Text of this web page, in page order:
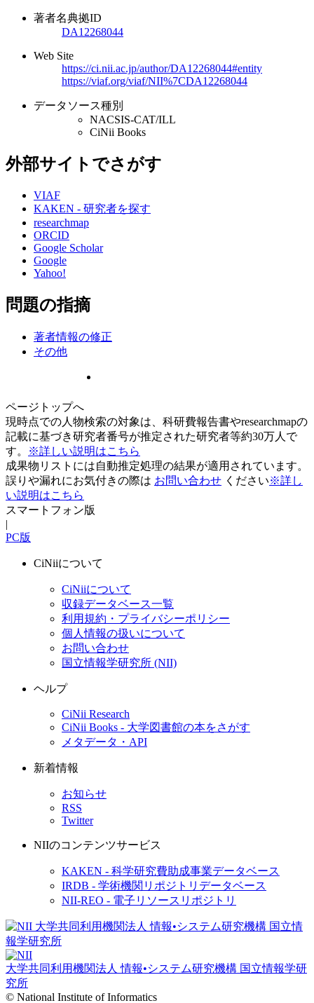
著者名典拠ID
DA12268044
Web Site
https://ci.nii.ac.jp/author/DA12268044#entity
https://viaf.org/viaf/NII%7CDA12268044
データソース種別
NACSIS-CAT/ILL
CiNii Books
外部サイトでさがす
VIAF
KAKEN - 研究者を探す
researchmap
ORCID
Google Scholar
Google
Yahoo!
問題の指摘
著者情報の修正
その他
ページトップへ
現時点での人物検索の対象は、科研費報告書やresearchmapの
記載に基づき研究者番号が推定された研究者等約30万人で
す。
※詳しい説明はこちら
成果物リストには自動推定処理の結果が適用されています。
誤りや漏れにお気付きの際は お問い合わせ ください※詳し
い説明はこちら
スマートフォン版
|
PC版
CiNiiについて
CiNiiについて
収録データベース一覧
利用規約・プライバシーポリシー
個人情報の扱いについて
お問い合わせ
国立情報学研究所 (NII)
ヘルプ
CiNii Research
CiNii Books - 大学図書館の本をさがす
メタデータ・API
新着情報
お知らせ
RSS
Twitter
NIIのコンテンツサービス
KAKEN - 科学研究費助成事業データベース
IRDB - 学術機関リポジトリデータベース
NII-REO - 電子リソースリポジトリ
大学共同利用機関法人 情報•システム研究機構 国立情報学研
究所
© National Institute of Informatics